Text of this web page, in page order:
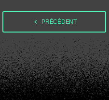
navigate_before PRÉCÉDENT